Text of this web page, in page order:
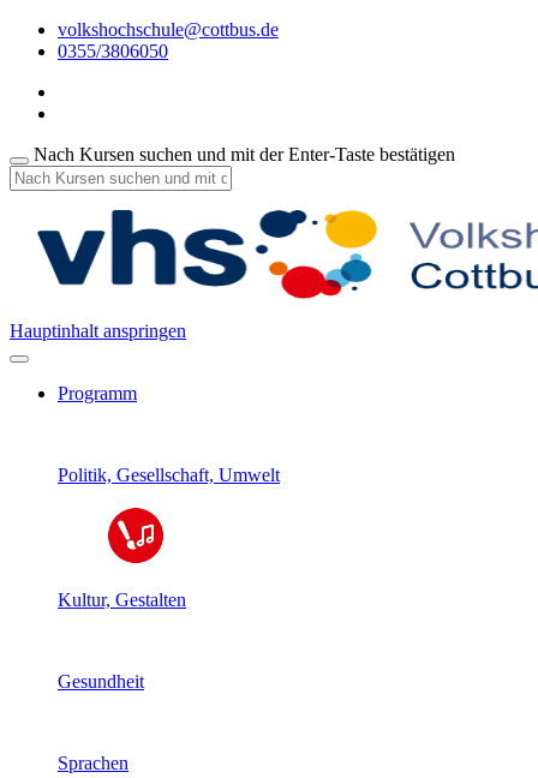
volkshochschule@cottbus.de
0355/3806050
Nach Kursen suchen und mit der Enter-Taste bestätigen
Hauptinhalt anspringen
Programm
Politik, Gesellschaft, Umwelt
Kultur, Gestalten
Gesundheit
Sprachen